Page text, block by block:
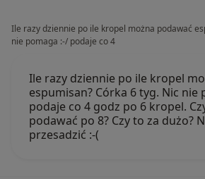
Ile razy dziennie po ile kropel można podawać
nie pomaga :-/ podaje co 4
Ile razy dziennie po ile kropel
espumisan? Córka 6 tyg. Nic nie
podaje co 4 godz po 6 kropel.
podawać po 8? Czy to za dużo?
przesadzić :-(